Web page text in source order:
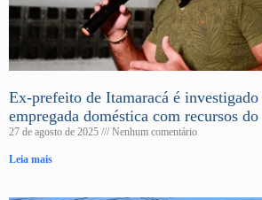
Ex-prefeito de Itamaracá é
empregada doméstica com recursos do
27 de agosto de 2025 Nenhum comentário
Leia mais